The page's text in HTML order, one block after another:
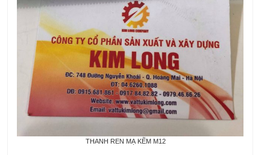
THANH REN MẠ KẼM M12